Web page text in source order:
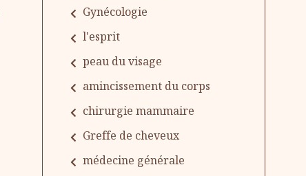
Gynécologie
l'esprit
peau du visage
amincissement du corps
chirurgie mammaire
Greffe de cheveux
médecine générale